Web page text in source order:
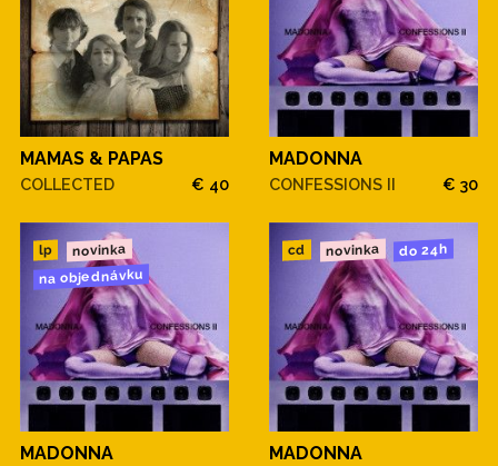
MAMAS & PAPAS
COLLECTED € 40
MADONNA
CONFESSIONS II € 30
lp novinka
na objednávku
MADONNA
cd novinka do 24h
MADONNA